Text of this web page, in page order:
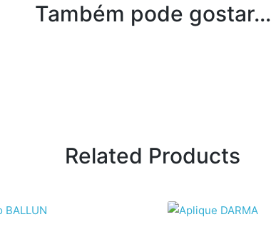
Também pode gostar…
Related Products